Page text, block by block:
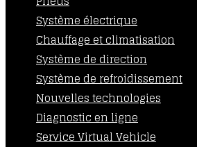
Système électrique
Chauffage et climatisation
Système de direction
Système de refroidissement
Nouvelles technologies
Diagnostic en ligne
Service Virtual Vehicle